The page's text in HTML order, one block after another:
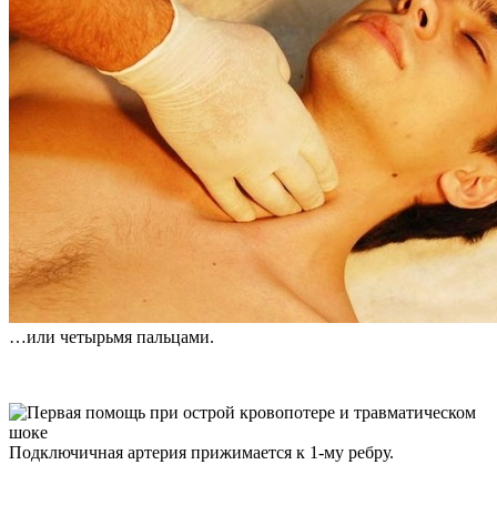
…или четырьмя пальцами.
Подключичная артерия прижимается к 1-му ребру.